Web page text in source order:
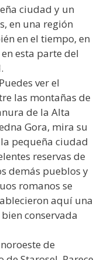
ciudad y un
en una región
en el tiempo, en
esta parte del
ver el
las montañas de
de la Alta
Gora, mira su
pequeña ciudad
reservas de
demás pueblos y
romanos se
aquí una
conservada
de